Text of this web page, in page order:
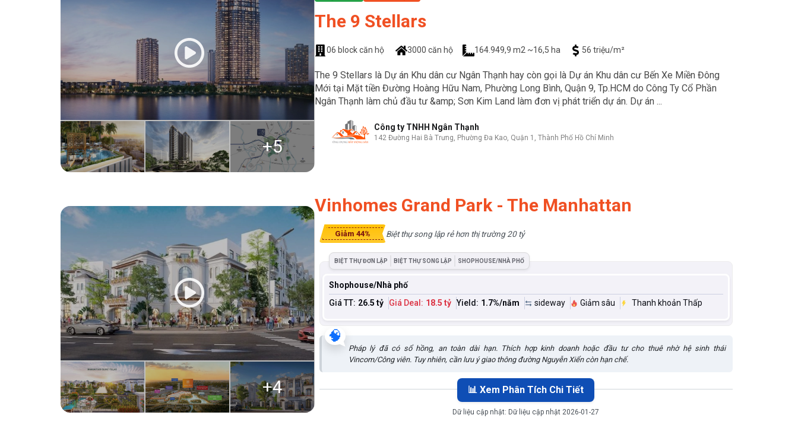
+5
The 9 Stellars
06 block căn hộ 3000 căn hộ 164.949,9 m2 ~16,5 ha 56 triệu/m²
The 9 Stellars là Dự án Khu dân cư Ngân Thạnh hay còn gọi là Dự án Khu dân cư Bến Xe Miền Đông
Mới tại Mặt tiền Đường Hoàng Hữu Nam, Phường Long Bình, Quận 9, Tp.HCM do Công Ty Cổ Phần
Ngân Thạnh làm chủ đầu tư &amp; Sơn Kim Land làm đơn vị phát triển dự án. Dự án ...
Công ty TNHH Ngân Thạnh
142 Đường Hai Bà Trưng, Phường Đa Kao, Quận 1, Thành Phố Hồ Chí Minh
+4
Vinhomes Grand Park - The Manhattan
Giảm 44% Biệt thự song lập rẻ hơn thị trường 20 tỷ
BIỆT THỰ ĐƠN LẬP BIỆT THỰ SONG LẬP SHOPHOUSE/NHÀ PHỐ
Shophouse/Nhà phố
Giá TT: 26.5 tỷ Giá Deal: 18.5 tỷ Yield: 1.7%/năm sideway Giảm sâu Thanh khoản Thấp
🧠
Pháp lý đã có sổ hồng, an toàn dài hạn. Thích hợp kinh doanh hoặc đầu tư cho thuê nhờ hệ sinh thái
Vincom/Công viên. Tuy nhiên, cần lưu ý giao thông đường Nguyễn Xiển còn hạn chế.
📊 Xem Phân Tích Chi Tiết
Dữ liệu cập nhật: Dữ liệu cập nhật 2026-01-27